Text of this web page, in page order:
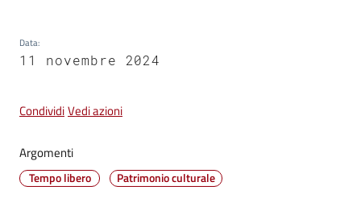
gli
argomenti...
su
Data:
11 novembre 2024
CondividiVedi azioni
Argomenti
Tempo libero Patrimonio culturale